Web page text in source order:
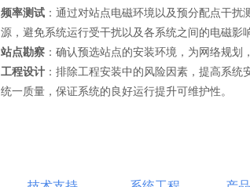
频率测试 ：通过对站点电磁环境以及预分配点干
源，避免系统运行受干扰以及各系统之间的电磁影
站点勘察 ：确认预选站点的安装环境，为网络规划
工程设计 ：排除工程安装中的风险因素，提高系统
统一质量，保证系统的良好运行提升可维护性。